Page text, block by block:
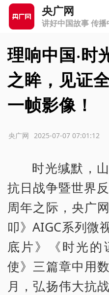
央广网
讲好中国故事 传
理响中国·时
之眸，见证
一帧影像！
2025-07-07 07:01:12
央广网
时光缄默，
抗日战争暨世界
周年之际，央广
叩》AIGC系列
底片》《时光的
使》三篇章中用
月，弘扬伟大抗